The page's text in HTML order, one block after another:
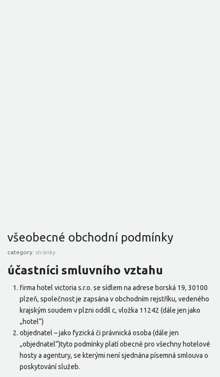
všeobecné obchodní podmínky
category: stránky
účastníci smluvního vztahu
firma hotel victoria s.r.o. se sídlem na adrese borská 19, 30100
plzeň, společnost je zapsána v obchodním rejstříku, vedeného
krajským soudem v plzni oddíl c, vložka 11242 (dále jen jako
„hotel“)
objednatel – jako fyzická či právnická osoba (dále jen
„objednatel“)tyto podmínky platí obecně pro všechny hotelové
hosty a agentury, se kterými není sjednána písemná smlouva o
poskytování služeb.